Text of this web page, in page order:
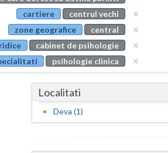
Buzau
Calarasi
Caras-Severin
Covasna
cartiere
centrul vechi
zone geografice
central
cabinet de psihologie
psihologie clinica
Localitati
Deva (1)